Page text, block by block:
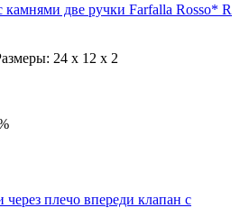
камнями две ручки Farfalla Rosso* R
24 x 12 x 2